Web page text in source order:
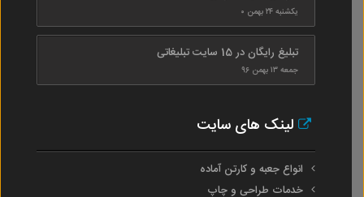
یکشنبه ۲۴ بهمن ۰
تبلیغ رایگان در 15 سایت تبلیغاتی
جمعه ۱۳ بهمن ۹۶
لینک های سایت
انواع جعبه و کارتن آماده
خدمات طراحی و چاپ